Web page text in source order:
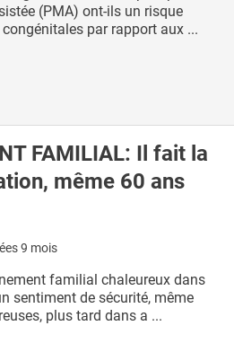
(PMA) ont-ils un risque
par rapport aux ...
FAMILIAL: Il fait la
même 60 ans
9 mois
familial chaleureux dans
sentiment de sécurité, même
plus tard dans a ...